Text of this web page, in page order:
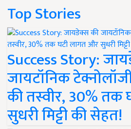
Top Stories
Success Story:
जायटॉनिक
की तस्वीर, 30%
सुधरी मिट्टी की सेहत!